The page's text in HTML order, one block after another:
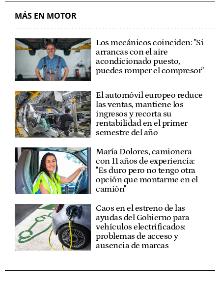
MÁS EN MOTOR
Los mecánicos coinciden: "Si
arrancas con el aire
acondicionado puesto,
puedes romper el compresor"
El automóvil europeo reduce
las ventas, mantiene los
ingresos y recorta su
rentabilidad en el primer
semestre del año
María Dolores, camionera
con 11 años de experiencia:
"Es duro pero no tengo otra
opción que montarme en el
camión"
Caos en el estreno de las
ayudas del Gobierno para
vehículos electrificados:
problemas de acceso y
ausencia de marcas